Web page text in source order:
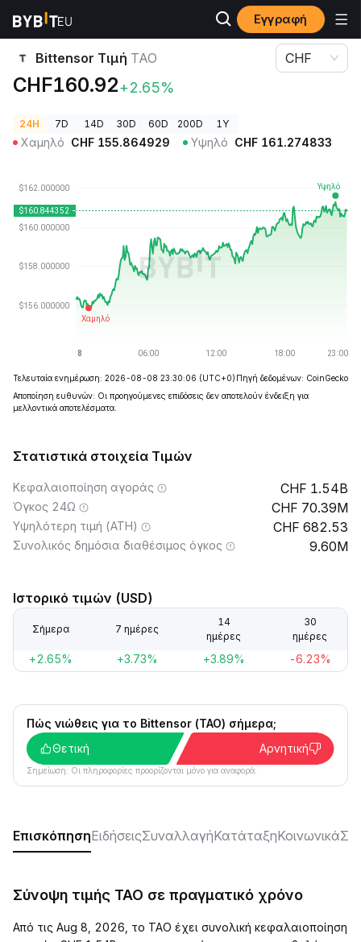
Εγγραφή
Τιμές Κρυπτονομισμάτων Bittensor Τιμή TAO
Bittensor Τιμή TAO
CHF160.92+2.65%
CHF
24H 7D 14D 30D 60D 200D 1Y
Χαμηλό CHF 155.864929 Υψηλό CHF 161.274833
Τελευταία ενημέρωση: 2026-08-08 23:30:06 (UTC+0) Πηγή δεδομένων: CoinGecko
Αποποίηση ευθυνών: Οι προηγούμενες επιδόσεις δεν αποτελούν ένδειξη για
μελλοντικά αποτελέσματα.
Στατιστικά στοιχεία Τιμών
Κεφαλαιοποίηση αγοράς 1.54B
Όγκος 24Ω 70.39M
Υψηλότερη τιμή (ATH) 682.53
Συνολικός δημόσια διαθέσιμος όγκος 9.60M
Ιστορικό τιμών (USD)
Σήμερα 7 ημέρες
14
ημέρες
30
ημέρες
+2.65% +3.73% +3.89% -6.23%
Πώς νιώθεις για το Bittensor (TAO) σήμερα;
Θετική
Αρνητική
Σημείωση: Οι πληροφορίες προορίζονται μόνο για αναφορά.
ΕπισκόπησηΕιδήσειςΣυναλλαγήΚατάταξηΚοινωνικά
Σύνοψη τιμής TAO σε πραγματικό χρόνο
Από τις Aug 8, 2026, το TAO έχει συνολική κεφαλαιοποίηση